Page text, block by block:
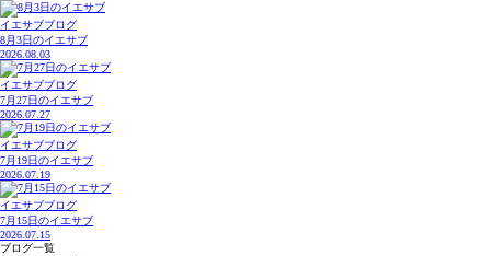
イエサブブログ
8月3日のイエサブ
2026.08.03
イエサブブログ
7月27日のイエサブ
2026.07.27
イエサブブログ
7月19日のイエサブ
2026.07.19
イエサブブログ
7月15日のイエサブ
2026.07.15
ブログ一覧